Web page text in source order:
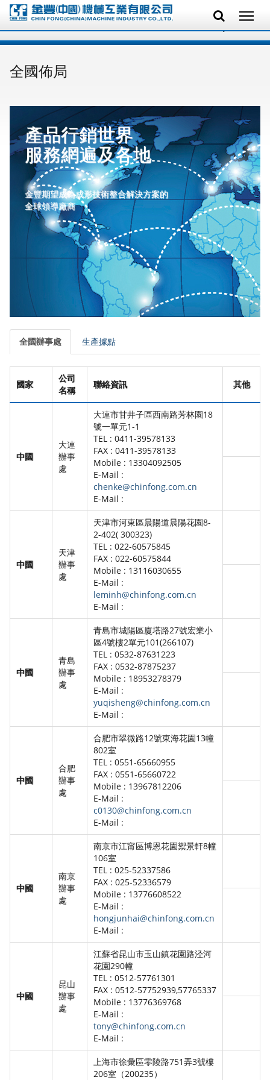
全國佈局
產品行銷世界
服務網遍及各地
金豐期望成為成形技術整合解決方案的
全球領導廠商
全國辦事處 生產據點
國家
公司
名稱
聯絡資訊 其他
中國
大連
辦事
處
大連市甘井子區西南路芳林園18
號一單元1-1
TEL : 0411-39578133
FAX : 0411-39578133
Mobile : 13304092505
E-Mail :
chenke@chinfong.com.cn
E-Mail :
中國
天津
辦事
處
天津市河東區晨陽道晨陽花園8-
2-402( 300323)
TEL : 022-60575845
FAX : 022-60575844
Mobile : 13116030655
E-Mail :
leminh@chinfong.com.cn
E-Mail :
中國
青島
辦事
處
青島市城陽區廈塔路27號宏業小
區4號樓2單元101(266107)
TEL : 0532-87631223
FAX : 0532-87875237
Mobile : 18953278379
E-Mail :
yuqisheng@chinfong.com.cn
E-Mail :
中國
合肥
辦事
處
合肥市翠微路12號東海花園13幢
802室
TEL : 0551-65660955
FAX : 0551-65660722
Mobile : 13967812206
E-Mail :
c0130@chinfong.com.cn
E-Mail :
中國
南京
辦事
處
南京市江甯區博恩花園禦景軒8幢
106室
TEL : 025-52337586
FAX : 025-52336579
Mobile : 13776608522
E-Mail :
hongjunhai@chinfong.com.cn
E-Mail :
中國
昆山
辦事
處
江蘇省昆山市玉山鎮花園路泾河
花園290幢
TEL : 0512-57761301
FAX : 0512-57752939,57765337
Mobile : 13776369768
E-Mail :
tony@chinfong.com.cn
E-Mail :
上海市徐彙區零陵路751弄3號樓
206室（200235）